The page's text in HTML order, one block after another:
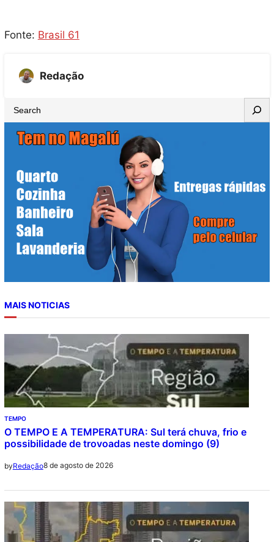
Fonte: Brasil 61
Redação
e
MAIS NOTICIAS
TEMPO
O TEMPO E A TEMPERATURA: Sul terá chuva, frio e
possibilidade de trovoadas neste domingo (9)
byRedação8 de agosto de 2026